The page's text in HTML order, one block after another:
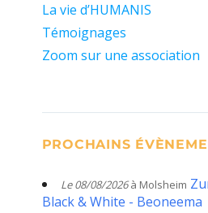
La vie d’HUMANIS
Témoignages
Zoom sur une association
PROCHAINS
Le 08/08/2026à Molsheim
Black & White - Beoneema